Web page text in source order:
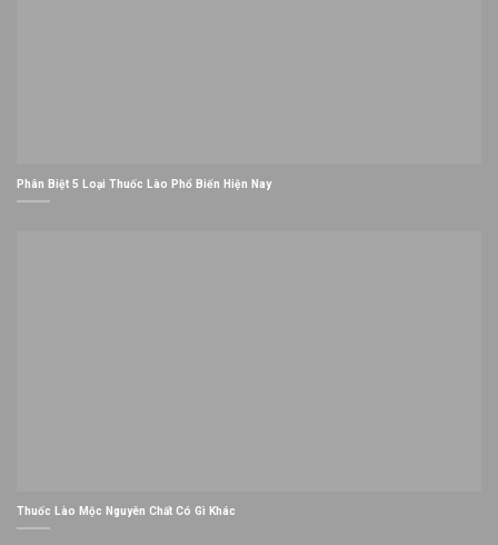
Phân Biệt 5 Loại Thuốc Lào Phổ Biến Hiện Nay
Thuốc Lào Mộc Nguyên Chất Có Gì Khác